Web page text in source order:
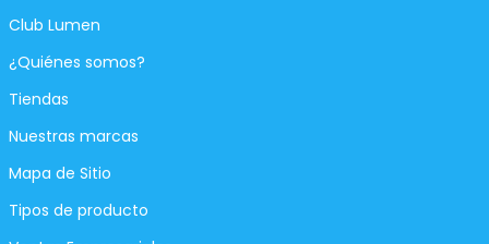
Club Lumen
¿Quiénes somos?
Tiendas
Nuestras marcas
Mapa de Sitio
Tipos de producto